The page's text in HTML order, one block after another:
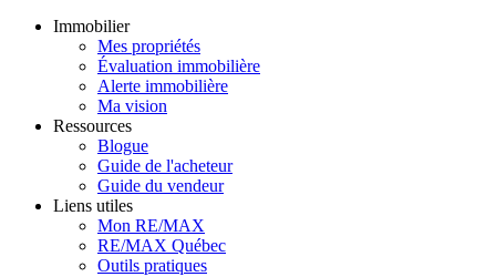
Immobilier
Mes propriétés
Évaluation immobilière
Alerte immobilière
Ma vision
Ressources
Blogue
Guide de l'acheteur
Guide du vendeur
Liens utiles
Mon RE/MAX
RE/MAX Québec
Outils pratiques